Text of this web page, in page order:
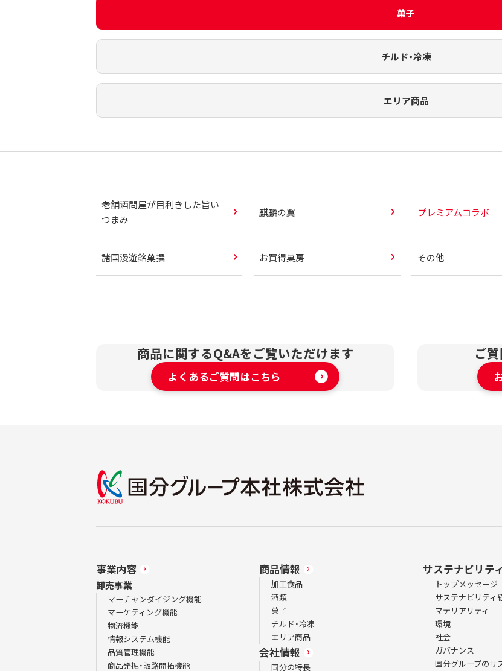
菓子
チルド・冷凍
エリア商品
老舗酒問屋が目利きした旨い
つまみ
麒麟の翼 プレミアムコラボ
諸国漫遊銘菓撰 お買得菓房 その他
商品に関するQ&Aをご覧いただけます
よくあるご質問はこちら
ご
事業内容
卸売事業
マーチャンダイジング機能
マーケティング機能
物流機能
情報システム機能
品質管理機能
商品発掘・販路開拓機能
商品情報
加工食品
酒類
菓子
チルド・冷凍
エリア商品
会社情報
国分の特長
サステナビリティ
トップメッセージ
サステナビリティ
マテリアリティ
環境
社会
ガバナンス
国分グループのサ